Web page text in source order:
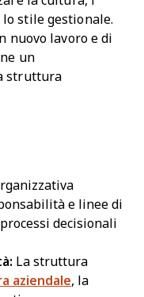
lo stile gestionale.
nuovo lavoro e di
un
struttura
e linee di
decisionali
La struttura
aziendale, la